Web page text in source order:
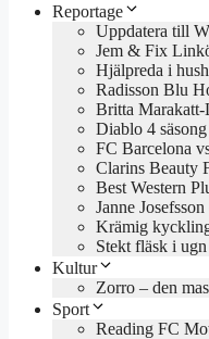
Reportage
Uppdatera till
Jem & Fix
Hjälpreda i
Radisson Blu
Britta
Diablo 4
FC Barcelona
Clarins Beauty
Best Western
Janne
Krämig
Stekt fläsk i
Kultur
Zorro – den
Sport
Reading FC